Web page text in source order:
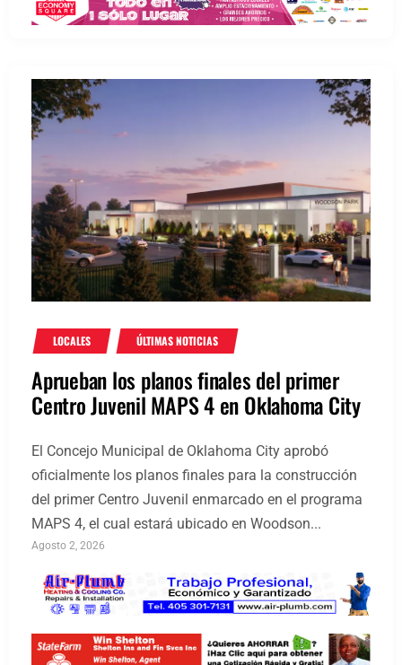
LOCALES ÚLTIMAS NOTICIAS
Aprueban los planos finales del primer
Centro Juvenil MAPS 4 en Oklahoma City
El Concejo Municipal de Oklahoma City aprobó
oficialmente los planos finales para la construcción
del primer Centro Juvenil enmarcado en el programa
MAPS 4, el cual estará ubicado en Woodson...
Agosto 2, 2026